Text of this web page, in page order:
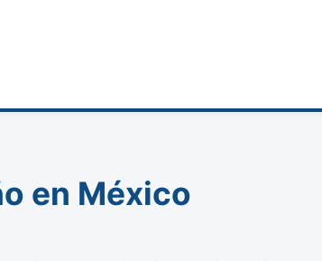
en México